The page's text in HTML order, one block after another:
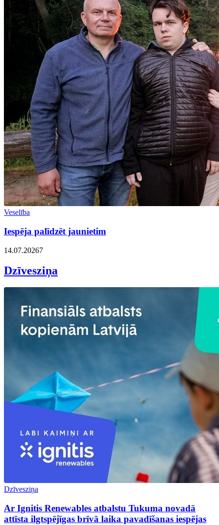
Veselība
Iespēja palīdzēt jaunietim
14.07.20267
Dzīvesziņa
Dzīvesziņa
Ar Ignitis Renewables atbalstu Tukuma novadā
attīsta ilgtspējīgas brīvā laika pavadīšanas iespējas